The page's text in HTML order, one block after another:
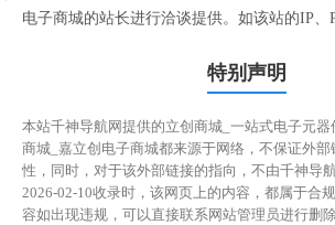
电子商城的站长进行洽谈提供。如该站的IP、
特别声明
本站千神导航网提供的立创商城_一站式电子元
商城_嘉立创电子商城都来源于网络，不保证外
性，同时，对于该外部链接的指向，不由千神导
2026-02-10收录时，该网页上的内容，都属于合
容如出现违规，可以直接联系网站管理员进行删